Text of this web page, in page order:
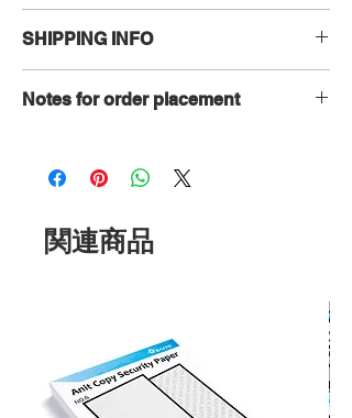
Size: 40x30xR1mm
Style: 請撕除標籤並全程錄影
tamper evident style: blue full
transfor, coated white paper
SHIPPING INFO
payment before the delivery effected.
Notes for order placement
contact us via email:
sales@holos.com.tw.
the vector file, such as ai, cdr or eps file
formats, or the high-resolution jpg files.
関連商品